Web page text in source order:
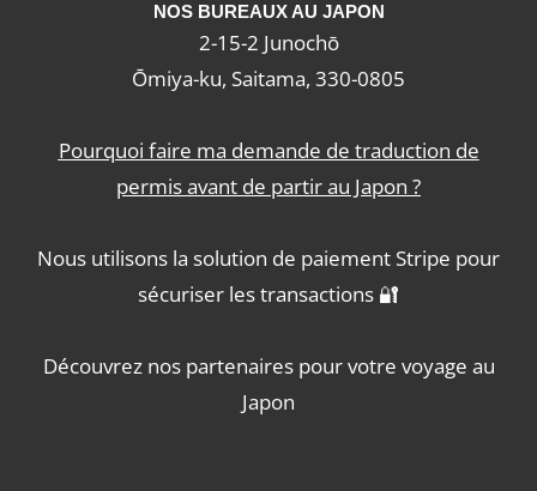
NOS BUREAUX AU JAPON
2-15-2 Junochō
Ōmiya-ku, Saitama, 330-0805
Pourquoi faire ma demande de traduction de
permis avant de partir au Japon ?
Nous utilisons la solution de paiement Stripe pour
sécuriser les transactions 🔐
Découvrez nos partenairespour votre voyage au
Japon